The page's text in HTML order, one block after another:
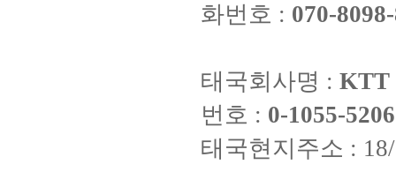
화번호 : 070-
태국회사명 : KTT
번호 : 0-1055-
태국현지주소 :